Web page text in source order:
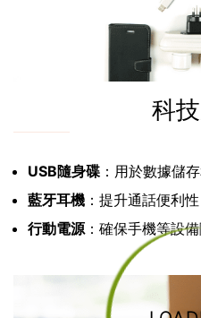
科
USB隨身碟 ：用於數據儲
藍牙耳機 ：提升通話便利
行動電源：確保手機等設備